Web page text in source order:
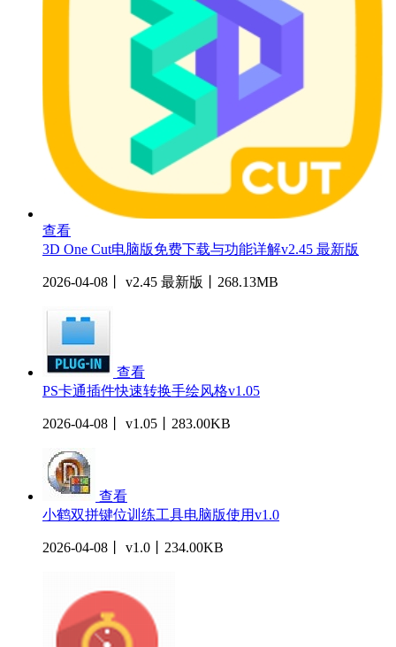
查看
3D One Cut电脑版免费下载与功能详解v2.45 最新版
2026-04-08丨 v2.45 最新版丨268.13MB
查看
PS卡通插件快速转换手绘风格v1.05
2026-04-08丨 v1.05丨283.00KB
查看
小鹤双拼键位训练工具电脑版使用v1.0
2026-04-08丨 v1.0丨234.00KB